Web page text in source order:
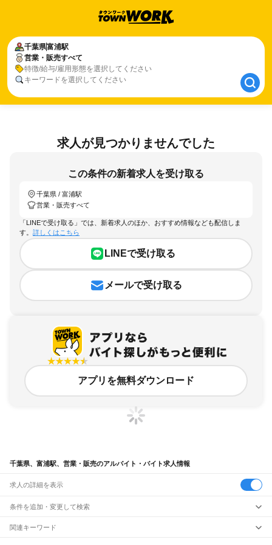
千葉県富浦駅
営業・販売すべて
特徴/給与/雇用形態を選択してください
キーワードを選択してください
千葉県富浦駅
営業・販売すべて
求人が見つかりませんでした
この条件の新着求人を受け取る
千葉県 / 富浦駅
営業・販売すべて
「LINEで受け取る」では、新着求人のほか、おすすめ情報なども配信しま
す。 詳しくはこちら
LINEで受け取る
メールで受け取る
アプリを無料ダウンロード
千葉県、富浦駅、営業・販売のアルバイト・バイト求人情報
求人の詳細を表示
条件を追加・変更して検索
市区町村を追加・変更
関連キーワード